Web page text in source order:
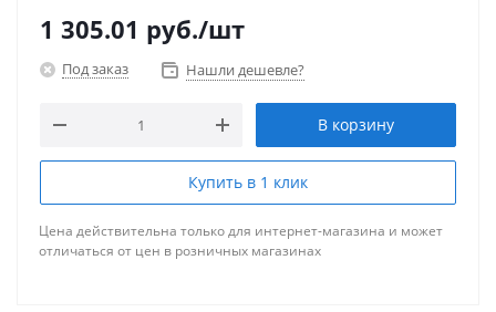
1 305.01 руб./шт
Под заказ Нашли дешевле?
В корзину
Купить в 1 клик
Цена действительна только для интернет-магазина и может
отличаться от цен в розничных магазинах